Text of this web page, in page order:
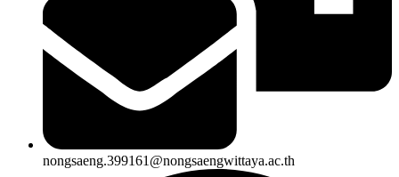
nongsaeng.399161@nongsaengwittaya.ac.th